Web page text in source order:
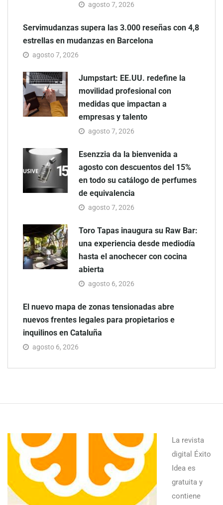
agosto 7, 2026
Servimudanzas supera las 3.000 reseñas con 4,8
estrellas en mudanzas en Barcelona
agosto 7, 2026
Jumpstart: EE.UU. redefine la
movilidad profesional con
medidas que impactan a
empresas y talento
agosto 7, 2026
Esenzzia da la bienvenida a
agosto con descuentos del 15%
en todo su catálogo de perfumes
de equivalencia
agosto 7, 2026
Toro Tapas inaugura su Raw Bar:
una experiencia desde mediodía
hasta el anochecer con cocina
abierta
agosto 6, 2026
El nuevo mapa de zonas tensionadas abre
nuevos frentes legales para propietarios e
inquilinos en Cataluña
agosto 6, 2026
La revista
digital Éxito
Idea es
gratuita y
contiene